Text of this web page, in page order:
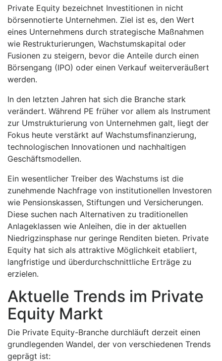
Private Equity bezeichnet Investitionen in nicht
börsennotierte Unternehmen. Ziel ist es, den Wert
eines Unternehmens durch strategische Maßnahmen
wie Restrukturierungen, Wachstumskapital oder
Fusionen zu steigern, bevor die Anteile durch einen
Börsengang (IPO) oder einen Verkauf weiterveräußert
werden.
In den letzten Jahren hat sich die Branche stark
verändert. Während PE früher vor allem als Instrument
zur Umstrukturierung von Unternehmen galt, liegt der
Fokus heute verstärkt auf Wachstumsfinanzierung,
technologischen Innovationen und nachhaltigen
Geschäftsmodellen.
Ein wesentlicher Treiber des Wachstums ist die
zunehmende Nachfrage von institutionellen Investoren
wie Pensionskassen, Stiftungen und Versicherungen.
Diese suchen nach Alternativen zu traditionellen
Anlageklassen wie Anleihen, die in der aktuellen
Niedrigzinsphase nur geringe Renditen bieten. Private
Equity hat sich als attraktive Möglichkeit etabliert,
langfristige und überdurchschnittliche Erträge zu
erzielen.
Aktuelle Trends im Private
Equity Markt
Die Private Equity-Branche durchläuft derzeit einen
grundlegenden Wandel, der von verschiedenen Trends
geprägt ist: